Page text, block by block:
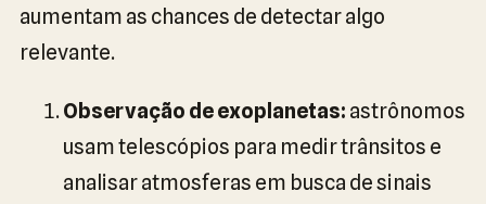
aumentam as chances de detectar algo
relevante.
Observação de exoplanetas: astrônomos
usam telescópios para medir trânsitos e
analisar atmosferas em busca de sinais